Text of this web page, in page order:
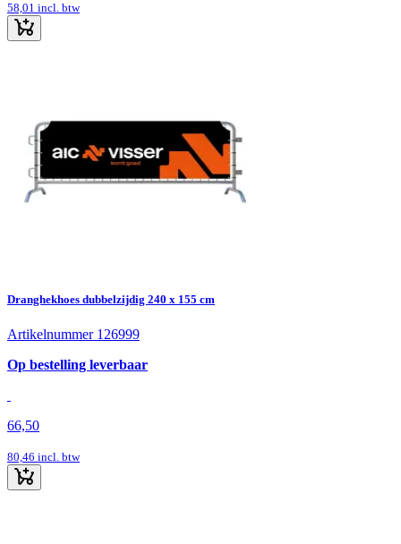
58,01 incl. btw
Dranghekhoes dubbelzijdig 240 x 155 cm
Artikelnummer 126999
Op bestelling leverbaar
66,50
80,46 incl. btw